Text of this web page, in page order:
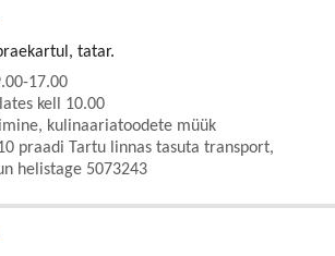
tatar.
17.00
kell 10.00
kulinaariatoodete müük
praadi Tartu linnas tasuta transport,
helistage 5073243